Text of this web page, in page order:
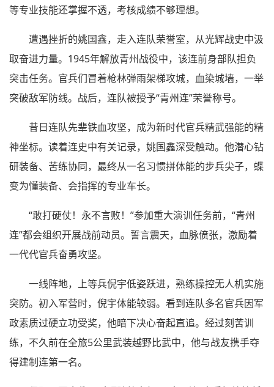
等专业技能还掌握不透，考核成绩不够理想。
遭遇挫折的姚国鑫，走入连队荣誉室，从光辉战史中汲
取奋进力量。1945年解放青州战役中，该连前身部队担负
突击任务。官兵们冒着枪林弹雨架梯攻城，血染城墙，一举
突破敌军防线。战后，连队被授予“青州连”荣誉称号。
昔日连队先辈铁血攻坚，成为新时代官兵精武强能的精
神坐标。读着连史中有关记录，姚国鑫深受触动。他潜心钻
研装备、苦练协同，最终从一名习惯拼体能的步兵尖子，蝶
变为懂装备、会指挥的专业车长。
“敢打硬仗！永不言败！”参加重大演训任务前，“青州
连”都会组织开展战前动员。誓言震天，血脉偾张，激励着
一代代官兵奋勇攻坚。
一线阵地，上等兵倪宇低姿跃进，熟练操控无人机实施
突防。初入军营时，倪宇体能较弱。看到连队多名官兵因军
政素质过硬立功受奖，他暗下决心奋起直追。经过刻苦训
练，不久前在全旅5公里武装越野比武中，他与战友携手夺
得建制连第一名。